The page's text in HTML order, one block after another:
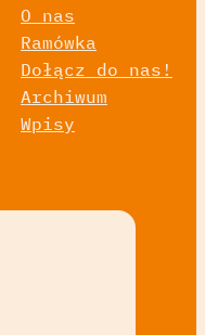
O nas
Ramówka
Dołącz do nas!
Archiwum
Wpisy